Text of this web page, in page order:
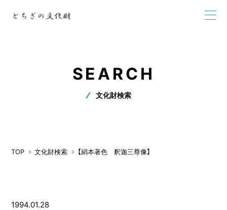
SEARCH
文化財検索
TOP 文化財検索 【絹本著色 釈迦三尊像】
1994.01.28